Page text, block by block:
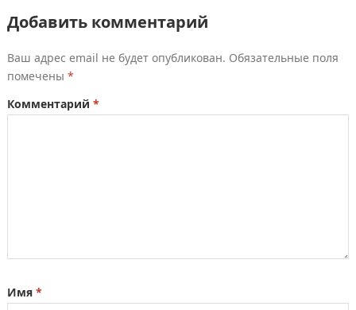
Добавить комментарий
Ваш адрес email не будет опубликован. Обязательные поля
помечены *
Комментарий *
Имя *